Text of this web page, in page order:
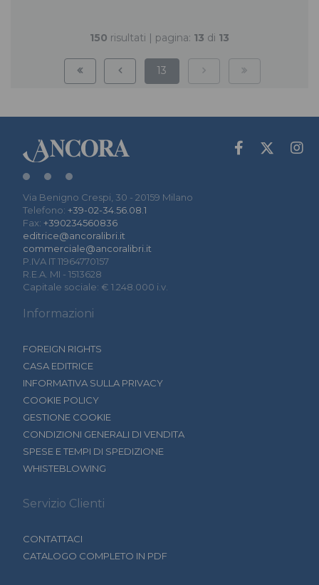
150 risultati | pagina: 13 di 13
13
Via Benigno Crespi, 30 - 20159 Milano
Telefono: +39-02-34.56.08.1
Fax: +390234560836
editrice@ancoralibri.it
commerciale@ancoralibri.it
P.IVA IT 11964770157
R.E.A. MI - 1513628
Capitale sociale: € 1.248.000 i.v.
Informazioni
FOREIGN RIGHTS
CASA EDITRICE
INFORMATIVA SULLA PRIVACY
COOKIE POLICY
GESTIONE COOKIE
CONDIZIONI GENERALI DI VENDITA
SPESE E TEMPI DI SPEDIZIONE
WHISTEBLOWING
Servizio Clienti
CONTATTACI
CATALOGO COMPLETO IN PDF